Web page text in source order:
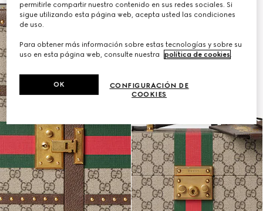
permitirle compartir nuestro contenido en sus redes sociales. Si
sigue utilizando esta página web, acepta usted las condiciones
de uso.
Para obtener más información sobre estas tecnologías y sobre su
uso en esta página web, consulte nuestra
política de cookies.
CONFIGURACIÓN DE
COOKIES
OK